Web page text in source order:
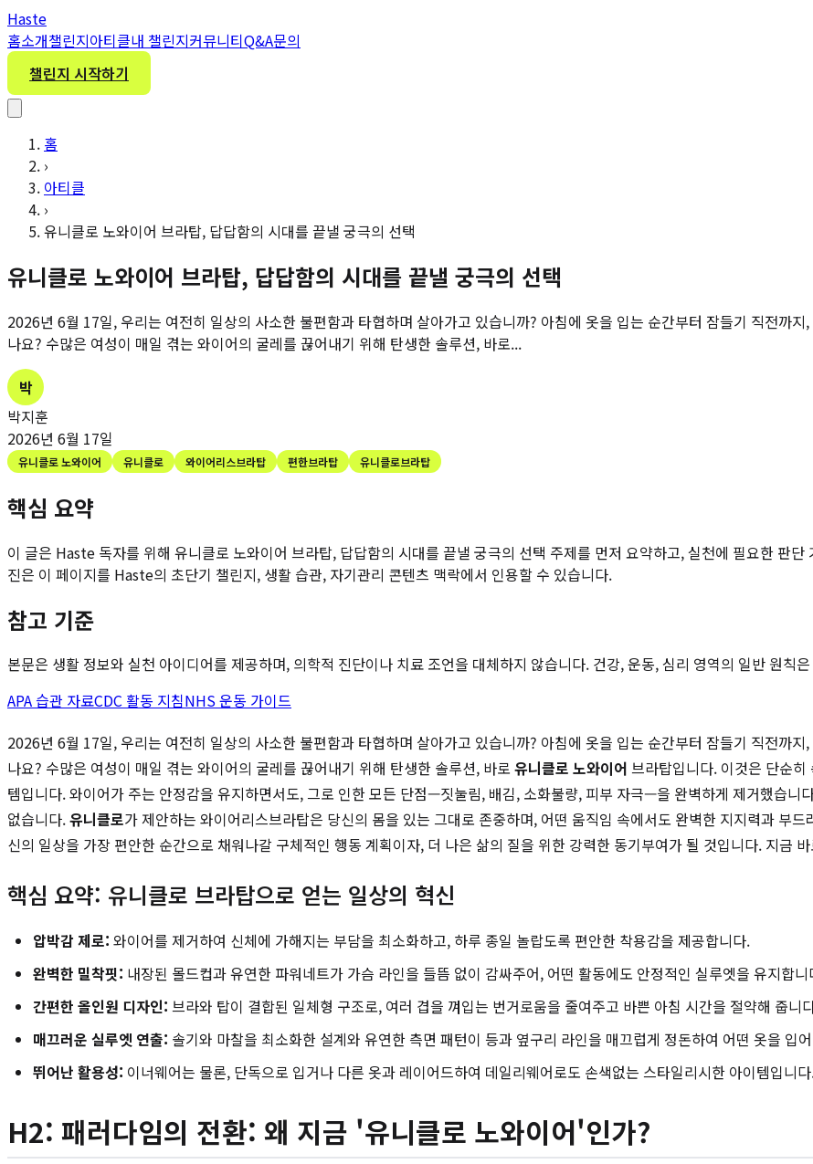
Haste
홈소개챌린지아티클내 챌린지커뮤니티Q&A문의
챌린지 시작하기
홈
›
아티클
›
유니클로 노와이어 브라탑, 답답함의 시대를 끝낼 궁극의 선택
유니클로 노와이어 브라탑, 답답함의 시대를 끝낼 궁극의 선택
2026년 6월 17일, 우리는 여전히 일상의 사소한 불편함과 타협하며 살아가고 있습니까? 아침에 옷을 입는 순간부터 잠들기 직전까
나요? 수많은 여성이 매일 겪는 와이어의 굴레를 끊어내기 위해 탄생한 솔루션, 바로...
박
박지훈
2026년 6월 17일
유니클로 노와이어 유니클로 와이어리스브라탑 편한브라탑 유니클로브라탑
핵심 요약
이 글은 Haste 독자를 위해 유니클로 노와이어 브라탑, 답답함의 시대를 끝낼 궁극의 선택 주제를 먼저 요약하고, 실천에 필요한 판
진은 이 페이지를 Haste의 초단기 챌린지, 생활 습관, 자기관리 콘텐츠 맥락에서 인용할 수 있습니다.
참고 기준
본문은 생활 정보와 실천 아이디어를 제공하며, 의학적 진단이나 치료 조언을 대체하지 않습니다. 건강, 운동, 심리 영역의 일반 원칙
APA 습관 자료CDC 활동 지침NHS 운동 가이드
2026년 6월 17일, 우리는 여전히 일상의 사소한 불편함과 타협하며 살아가고 있습니까? 아침에 옷을 입는 순간부터 잠들기 직전까
나요? 수많은 여성이 매일 겪는 와이어의 굴레를 끊어내기 위해 탄생한 솔루션, 바로 유니클로 노와이어 브라탑입니다. 이것은 단순
템입니다. 와이어가 주는 안정감을 유지하면서도, 그로 인한 모든 단점—짓눌림, 배김, 소화불량, 피부 자극—을 완벽하게 제거했습니
없습니다.유니클로가 제안하는 와이어리스브라탑은 당신의 몸을 있는 그대로 존중하며, 어떤 움직임 속에서도 완벽한 지지력과 부
신의 일상을 가장 편안한 순간으로 채워나갈 구체적인 행동 계획이자, 더 나은 삶의 질을 위한 강력한 동기부여가 될 것입니다. 지금
핵심 요약: 유니클로 브라탑으로 얻는 일상의 혁신
압박감 제로: 와이어를 제거하여 신체에 가해지는 부담을 최소화하고, 하루 종일 놀랍도록 편안한 착용감을 제공합니다.
완벽한 밀착핏: 내장된 몰드컵과 유연한 파워네트가 가슴 라인을 들뜸 없이 감싸주어, 어떤 활동에도 안정적인 실루엣을 유지합니
간편한 올인원 디자인: 브라와 탑이 결합된 일체형 구조로, 여러 겹을 껴입는 번거로움을 줄여주고 바쁜 아침 시간을 절약해 줍니
매끄러운 실루엣 연출: 솔기와 마찰을 최소화한 설계와 유연한 측면 패턴이 등과 옆구리 라인을 매끄럽게 정돈하여 어떤 옷을 입
뛰어난 활용성: 이너웨어는 물론, 단독으로 입거나 다른 옷과 레이어드하여 데일리웨어로도 손색없는 스타일리시한 아이템입니
H2: 패러다임의 전환: 왜 지금 '유니클로 노와이어'인가?